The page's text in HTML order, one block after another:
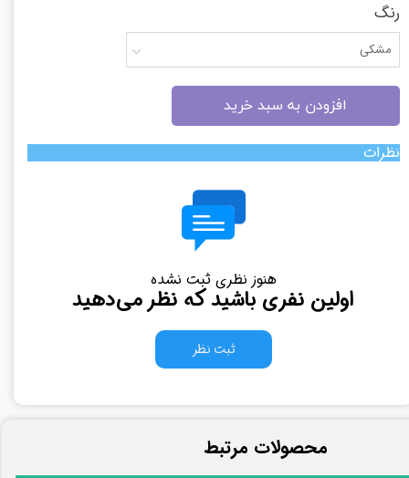
رنگ
مشکی
افزودن به سبد خرید
نظرات
هنوز نظری ثبت نشده
اولین نفری باشید که نظر می‌دهید
ثبت نظر
​محصولات مرتبط